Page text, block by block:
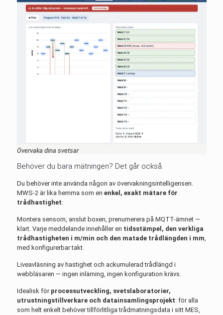
Övervaka dina svetsar
Behöver du bara mätningen? Det går också.
Du behöver inte använda någon av övervakningsintelligensen.
MWS-2 är lika hemma som en enkel, exakt mätare för
trådhastighet:
Montera sensorn, anslut boxen, prenumerera på MQTT-ämnet —
klart. Varje meddelande innehåller en tidsstämpel, den verkliga
trådhastigheten i m/min och den matade trådlängden i mm,
med konfigurerbar takt.
Liveavläsning av hastighet och ackumulerad trådlängd i
webbläsaren — ingen inlärning, ingen konfiguration krävs.
Idealisk för processutveckling, svetslaboratorier,
utrustningstillverkare och datainsamlingsprojekt: för alla
som helt enkelt behöver tillförlitliga trådmatningsdata i sitt MES,